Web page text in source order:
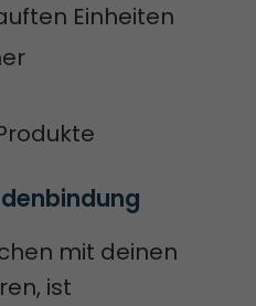
Einheiten
mit deinen
ist